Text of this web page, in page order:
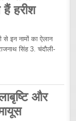
हैं हरीश
से इन नामों का ऐलान
सिंह 3. चंदौली-
और